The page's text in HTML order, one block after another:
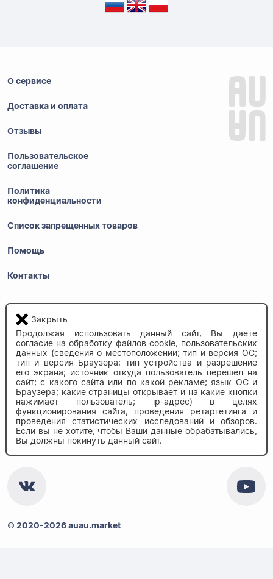
О сервисе
Доставка и оплата
Отзывы
Пользовательское
соглашение
Политика
конфиденциальности
Список запрещенных товаров
Помощь
Контакты
8 (800) 350-83-37
Бесплатно по России
Напишите нам
info@auau.market
236027, г.Калининград
ул.Калязинская 6, оф. 2
© 2020-2026 auau.market
Закрыть
Продолжая использовать данный сайт, Вы даете
согласие на обработку файлов cookie, пользовательских
данных (сведения о местоположении; тип и версия ОС;
тип и версия Браузера; тип устройства и разрешение
его экрана; источник откуда пользователь перешел на
сайт; с какого сайта или по какой рекламе; язык ОС и
Браузера; какие страницы открывает и на какие кнопки
нажимает пользователь; ip-адрес) в целях
функционирования сайта, проведения ретаргетинга и
проведения статистических исследований и обзоров.
Если вы не хотите, чтобы Ваши данные обрабатывались,
Вы должны покинуть данный сайт.